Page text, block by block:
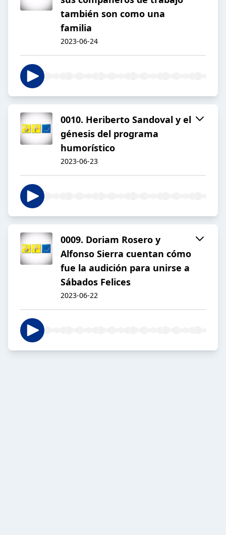
también son como una
familia
2023-06-24
0010. Heriberto Sandoval y el
génesis del programa
humorístico
2023-06-23
0009. Doriam Rosero y
Alfonso Sierra cuentan cómo
fue la audición para unirse a
Sábados Felices
2023-06-22